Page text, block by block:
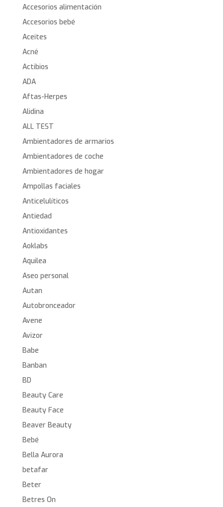
Accesorios alimentación
Accesorios bebé
Aceites
Acné
Actibios
ADA
Aftas-Herpes
Alidina
ALL TEST
Ambientadores de armarios
Ambientadores de coche
Ambientadores de hogar
Ampollas faciales
Anticelulíticos
Antiedad
Antioxidantes
Aoklabs
Aquilea
Aseo personal
Autan
Autobronceador
Avene
Avizor
Babe
Banban
BD
Beauty Care
Beauty Face
Beaver Beauty
Bebé
Bella Aurora
betafar
Beter
Betres On